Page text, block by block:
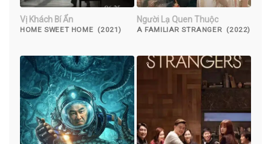
Vị Khách Bí Ẩn
HOME SWEET HOME (2021)
Người Lạ Quen Thuộc
A FAMILIAR STRANGER (2022)